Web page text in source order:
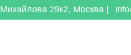
Михайлова 29к2, Москва |